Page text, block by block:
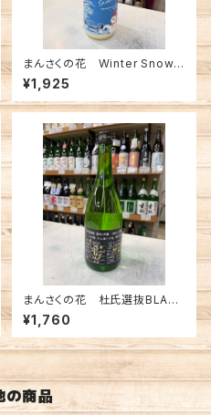
まんさくの花 Winter Snowm
an 純米吟醸 一度火入れ原
酒にごり 720ml
¥1,925
まんさくの花 杜氏選抜BLACK
純米大吟醸一度火入れ原
酒 720ml
¥1,760
の商品